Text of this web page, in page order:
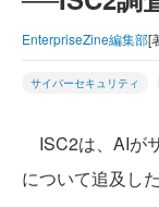
EnterpriseZine編集部[
サイバーセキュリティ
ISC2は、AIが
について追及し